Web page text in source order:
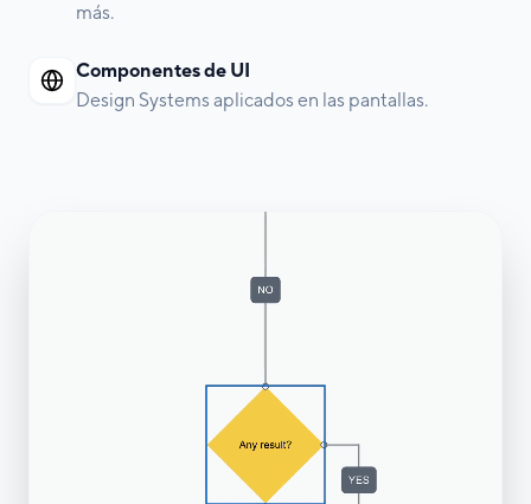
más.
Componentes de UI
Design Systems aplicados en las pantallas.